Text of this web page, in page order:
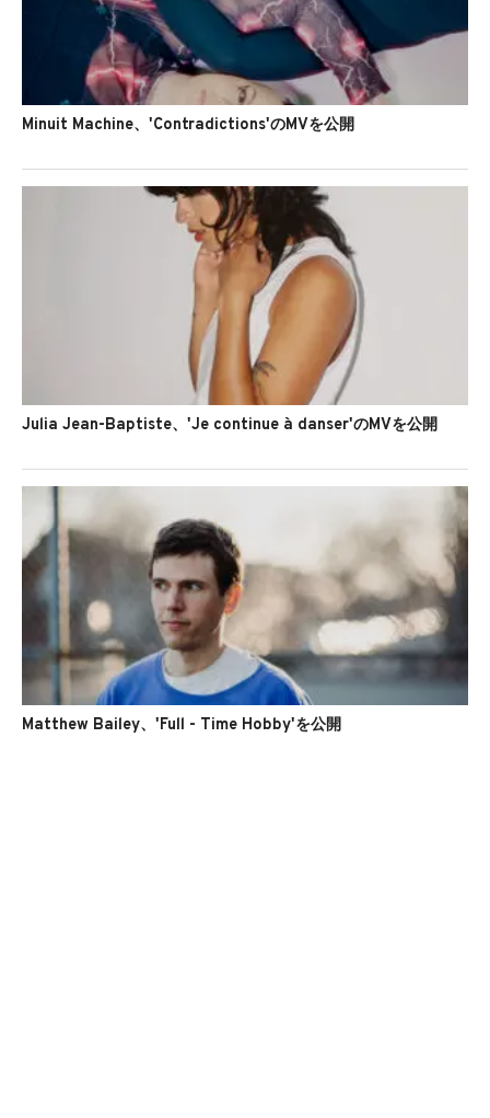
Minuit Machine、'Contradictions'のMVを公開
Julia Jean-Baptiste、'Je continue à danser'のMVを公開
Matthew Bailey、'Full - Time Hobby'を公開